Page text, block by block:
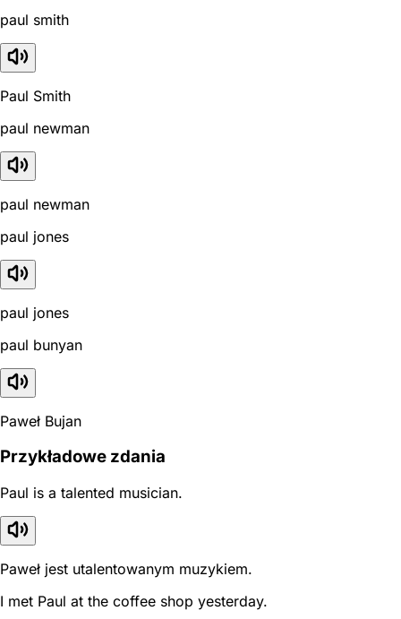
paul smith
Paul Smith
paul newman
paul newman
paul jones
paul jones
paul bunyan
Paweł Bujan
Przykładowe zdania
Paul is a talented musician.
Paweł jest utalentowanym muzykiem.
I met Paul at the coffee shop yesterday.